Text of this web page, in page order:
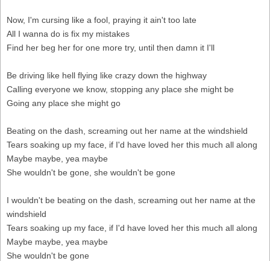
Now, I'm cursing like a fool, praying it ain't too late
All I wanna do is fix my mistakes
Find her beg her for one more try, until then damn it I'll
Be driving like hell flying like crazy down the highway
Calling everyone we know, stopping any place she might be
Going any place she might go
Beating on the dash, screaming out her name at the windshield
Tears soaking up my face, if I'd have loved her this much all along
Maybe maybe, yea maybe
She wouldn't be gone, she wouldn't be gone
I wouldn't be beating on the dash, screaming out her name at the
windshield
Tears soaking up my face, if I'd have loved her this much all along
Maybe maybe, yea maybe
She wouldn't be gone